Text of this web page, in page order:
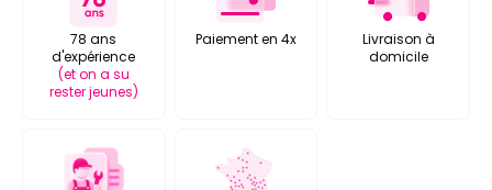
78 ans
d'expérience
(et on a su
rester jeunes)
Paiement en 4x
Livraison à
domicile